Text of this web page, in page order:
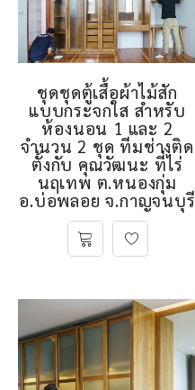
ชุดชุดตู้เสื้อผ้าไม้สัก
แบบกระจกใส สำหรับ
ห้องนอน 1 และ 2
จำนวน 2 ชุด ทีมช่างติด
ตั้งกับ คุณวัฒนะ ที่ไร่
นฤเทพ ต.หนองกุ่ม
อ.บ่อพลอย จ.กาญจนบุรี